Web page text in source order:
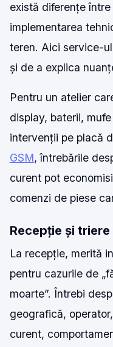
există diferențe
implementarea
teren. Aici service-
și de a explica
Pentru un atelier
display, baterii,
intervenții pe placă
GSM, întrebările
curent pot
comenzi de piese
Recepție și triere
La recepție, merită
pentru cazurile de
moarte”. Întrebi
geografică,
curent,